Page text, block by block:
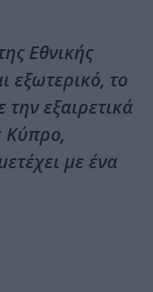
Εθνικής
εξωτερικό, το
εξαιρετικά
Κύπρο,
με ένα